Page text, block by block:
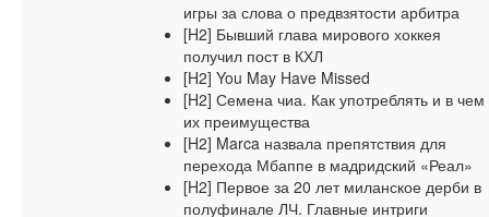
игры за слова о предвзятости арбитра
[H2] Бывший глава мирового хоккея
получил пост в КХЛ
[H2] You May Have Missed
[H2] Семена чиа. Как употреблять и в чем
их преимущества
[H2] Marca назвала препятствия для
перехода Мбаппе в мадридский «Реал»
[H2] Первое за 20 лет миланское дерби в
полуфинале ЛЧ. Главные интриги